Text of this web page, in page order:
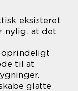
eksisteret
nylig, at det
oprindeligt
til at
glatte